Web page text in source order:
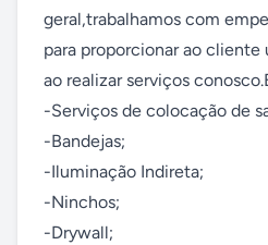
geral,trabalhamos com
para proporcionar ao cliente
ao realizar serviços
-Serviços de colocação de
-Bandejas;
-Iluminação Indireta;
-Ninchos;
-Drywall;